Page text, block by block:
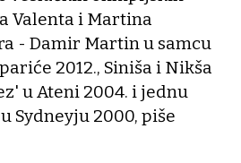
Valenta i Martina
- Damir Martin u samcu
2012., Siniša i Nikša
u Ateni 2004. i jednu
Sydneyju 2000, piše